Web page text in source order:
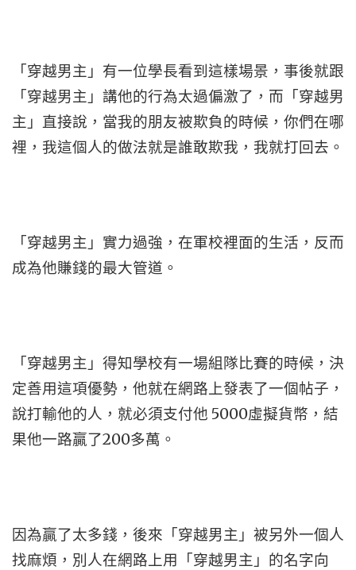
「穿越男主」有一位學長看到這樣場景，事後就跟
「穿越男主」講他的行為太過偏激了，而「穿越男
主」直接說，當我的朋友被欺負的時候，你們在哪
裡，我這個人的做法就是誰敢欺我，我就打回去。
「穿越男主」實力過強，在軍校裡面的生活，反而
成為他賺錢的最大管道。
「穿越男主」得知學校有一場組隊比賽的時候，決
定善用這項優勢，他就在網路上發表了一個帖子，
說打輸他的人，就必須支付他 5000虛擬貨幣，結
果他一路贏了200多萬。
因為贏了太多錢，後來「穿越男主」被另外一個人
找麻煩，別人在網路上用「穿越男主」的名字向